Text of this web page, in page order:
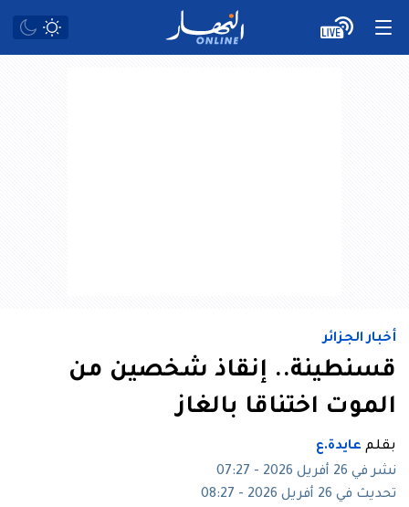
أخبار الجزائر
قسنطينة.. إنقاذ شخصين من
الموت اختناقا بالغاز
بقلم عايدة.ع
نشر في 26 أفريل 2026 - 07:27
تحديث في 26 أفريل 2026 - 08:27